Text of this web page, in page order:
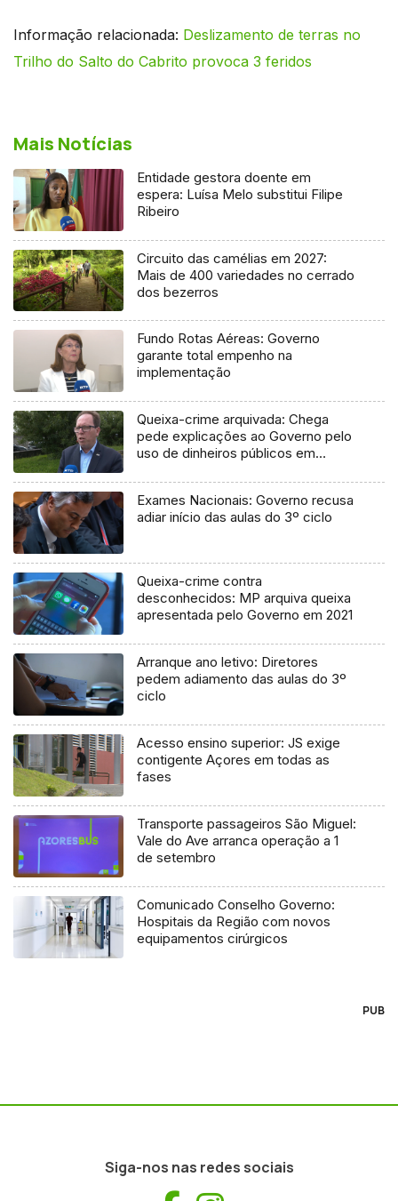
Informação relacionada: Deslizamento de terras no
Trilho do Salto do Cabrito provoca 3 feridos
Mais Notícias
Entidade gestora doente em
espera: Luísa Melo substitui Filipe
Ribeiro
Circuito das camélias em 2027:
Mais de 400 variedades no cerrado
dos bezerros
Fundo Rotas Aéreas: Governo
garante total empenho na
implementação
Queixa-crime arquivada: Chega
pede explicações ao Governo pelo
uso de dinheiros públicos em
Exames Nacionais: Governo recusa
adiar início das aulas do 3º ciclo
Queixa-crime contra
desconhecidos: MP arquiva queixa
apresentada pelo Governo em 2021
Arranque ano letivo: Diretores
pedem adiamento das aulas do 3º
ciclo
Acesso ensino superior: JS exige
contigente Açores em todas as
fases
Transporte passageiros São Miguel:
Vale do Ave arranca operação a 1
de setembro
Comunicado Conselho Governo:
Hospitais da Região com novos
equipamentos cirúrgicos
PUB
Siga-nos nas redes sociais